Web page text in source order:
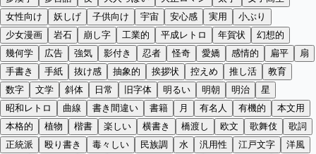
女性向け
妖しげ 子供向け 宇宙 安心感 実用
小ぶり
少女漫画
岩石 崩し字 工業的 平成レトロ 年賀状
幻想的
幾何学
広告 強気 影付き 忍者 怪奇 愛嬌 感情的 扁平
扇
手書き
手紙 抜け感 抽象的 挨拶状 控えめ 推し活
教育
数字
文学 斜体 日常 旧字体 明るい 明朝 明治
星
昭和レトロ
曲線 書き間違い 書籍 月 有名人 有機的
本文用
本格的
植物 楷書 楽しい 横書き 橋渡し 欧文 歌舞伎
歌詞
正統派
殴り書き 毒々しい 民族調 水 汎用性 江戸文字
洋風